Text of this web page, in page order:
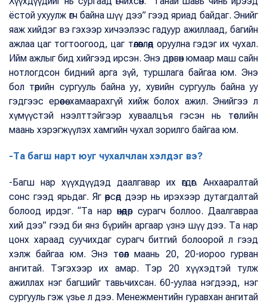
ёстой ухуулж өгч байна шүү дээ” гээд яриад байдаг. Энийг
яаж хийдэг вэ гэхээр хичээлээс гадуур ажиллаад, багийн
ажлаа цаг тогтоогоод, цаг төлөвлөөд оруулна гэдэг их чухал.
Ийм ажлыг бид хийгээд ирсэн. Энэ дөрвөн юмаар маш сайн
нотлогдсон бидний арга зүй, туршлага байгаа юм. Энэ
бол төрийн сургууль байна уу, хувийн сургууль байна уу
гэдгээс ерөөсөө хамаарахгүй хийж болох ажил. Энийгээ л
хүмүүстэй нээлттэйгээр хуваалцъя гэсэн нь төслийн
маань хэрэгжүүлэх хамгийн чухал зорилго байгаа юм.
-Та багш нарт юуг чухалчлан хэлдэг вэ?
-Багш нар хүүхдүүдэд даалгавар их өгдөг. Анхааралтай
сонс гээд ярьдаг. Яг өөрсөд дээр нь ирэхээр дутагдалтай
болоод ирдэг. “Та нар өнөөдөр сурагч боллоо. Даалгавраа
хий дээ” гээд би янз бүрийн аргаар үзнэ шүү дээ. Та нар
цонх хараад суучихдаг сурагч битгий болоорой л гээд
хэлж байгаа юм. Энэ төсөл маань 20, 20-иороо гурван
ангитай. Тэгэхээр их амар. Тэр 20 хүүхэдтэй тулж
ажиллах нэг багшийг тавьчихсан. 60-уулаа нэгдээд, нэг
сургууль гэж үзье л дээ. Менежментийн гуравхан ангитай